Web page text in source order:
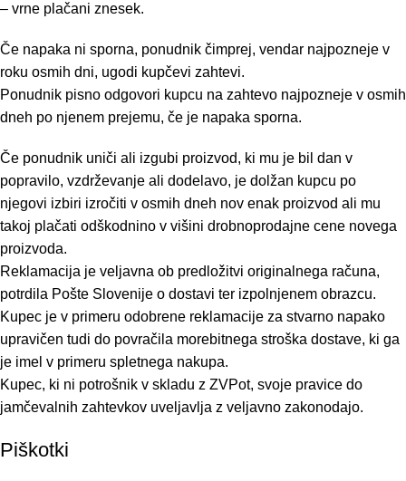
– vrne plačani znesek.
Če napaka ni sporna, ponudnik čimprej, vendar najpozneje v
roku osmih dni, ugodi kupčevi zahtevi.
Ponudnik pisno odgovori kupcu na zahtevo najpozneje v osmih
dneh po njenem prejemu, če je napaka sporna.
Če ponudnik uniči ali izgubi proizvod, ki mu je bil dan v
popravilo, vzdrževanje ali dodelavo, je dolžan kupcu po
njegovi izbiri izročiti v osmih dneh nov enak proizvod ali mu
takoj plačati odškodnino v višini drobnoprodajne cene novega
proizvoda.
Reklamacija je veljavna ob predložitvi originalnega računa,
potrdila Pošte Slovenije o dostavi ter izpolnjenem obrazcu.
Kupec je v primeru odobrene reklamacije za stvarno napako
upravičen tudi do povračila morebitnega stroška dostave, ki ga
je imel v primeru spletnega nakupa.
Kupec, ki ni potrošnik v skladu z ZVPot, svoje pravice do
jamčevalnih zahtevkov uveljavlja z veljavno zakonodajo.
Piškotki